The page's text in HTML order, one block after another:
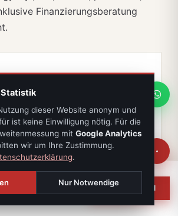
Finanzierungsberatung
MA
Bauträger-Projekte · IMMOXX. Graz
676 842 489 900 WhatsApp
MA
ANFRAGEN
Statistik
dieser Website anonym und
ist keine Einwilligung nötig. Für die
mit Google Analytics
wir um Ihre Zustimmung.
.
Nur Notwendige